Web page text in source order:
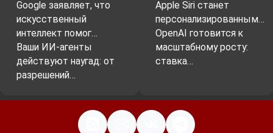
Google заявляет, что
искусственный
интеллект помог…
Ваши ИИ-агенты
действуют наугад: от
разрешений…
Apple Siri станет
персонализированным…
OpenAI готовится к
масштабному росту:
ставка…